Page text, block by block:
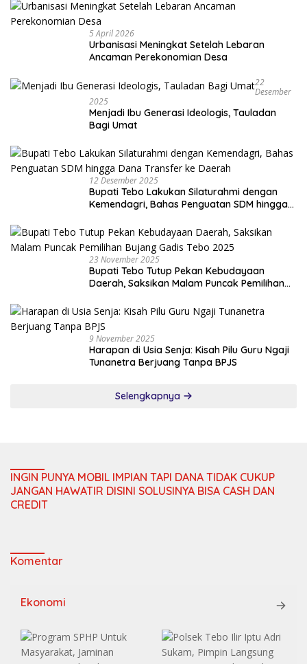
5 April 2026
Urbanisasi Meningkat Setelah Lebaran
Ancaman Perekonomian Desa
22
Desember
2025
Menjadi Ibu Generasi Ideologis, Tauladan
Bagi Umat
12 Desember 2025
Bupati Tebo Lakukan Silaturahmi dengan
Kemendagri, Bahas Penguatan SDM hingga
23 November 2025
Bupati Tebo Tutup Pekan Kebudayaan
Daerah, Saksikan Malam Puncak Pemilihan
9 November 2025
Harapan di Usia Senja: Kisah Pilu Guru Ngaji
Tunanetra Berjuang Tanpa BPJS
Selengkapnya
INGIN PUNYA MOBIL IMPIAN TAPI DANA TIDAK CUKUP
JANGAN HAWATIR DISINI SOLUSINYA BISA CASH DAN
CREDIT
Komentar
Ekonomi